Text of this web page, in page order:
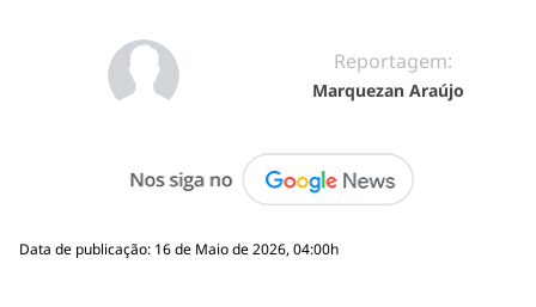
Reportagem:
Marquezan Araújo
Data de publicação: 16 de Maio de 2026, 04:00h